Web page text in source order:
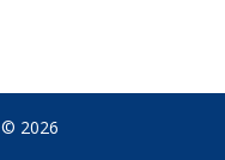
© 2026